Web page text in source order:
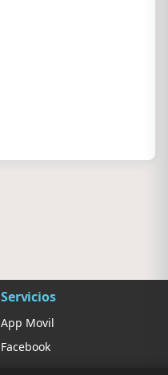
Servicios
App Movil
Facebook